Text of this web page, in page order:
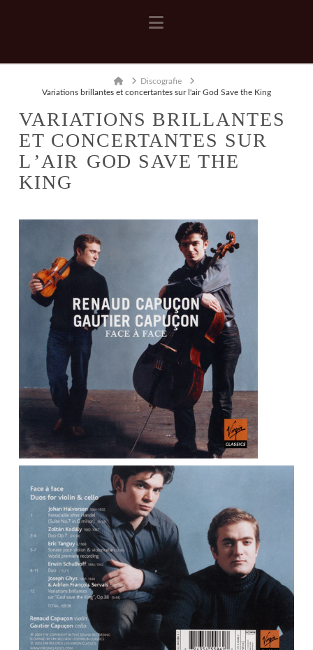
Navigation
HomeDiscografie
Variations brillantes et concertantes sur l'air God Save the King
VARIATIONS BRILLANTES
ET CONCERTANTES SUR
L’AIR GOD SAVE THE
KING